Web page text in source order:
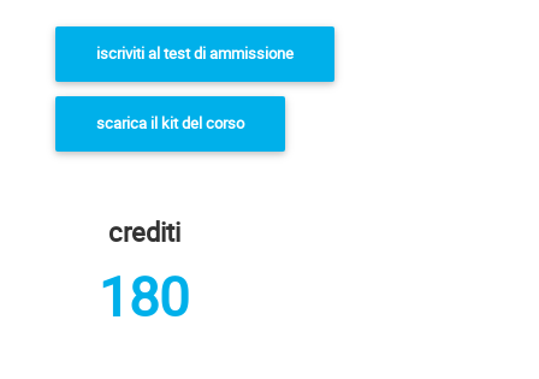
iscriviti al test di ammissione
scarica il kit del corso
crediti
180